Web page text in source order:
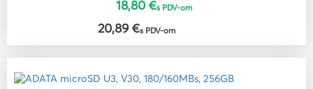
18,80 €s PDV-om
20,89 €s PDV-om